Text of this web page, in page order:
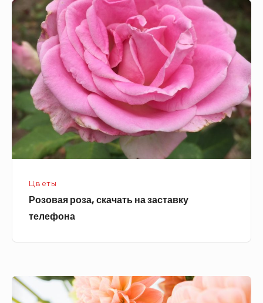
Розовая
роза,
скачать
на
заставку
телефона
Цветы
Розовая роза, скачать на заставку
телефона
Цветы
обои